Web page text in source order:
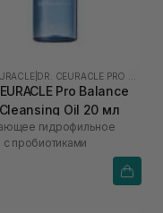
Pro Balance
Oil 20 мл
гидрофильное
пробиотиками